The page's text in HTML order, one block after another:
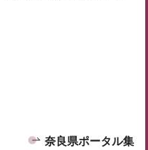
奈良県ポータル集